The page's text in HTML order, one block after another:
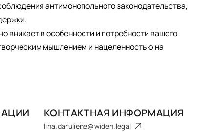
антимонопольного законодательства,
вникает в особенности и потребности вашего
мышлением и нацеленностью на
КОНТАКТНАЯ ИНФОРМАЦИЯ
lina.daruliene@widen.legal